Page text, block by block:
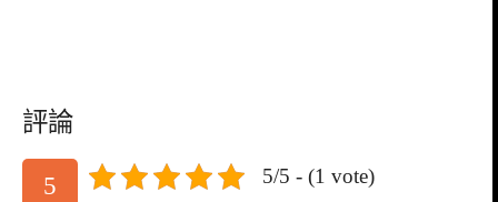
評論
5 5/5 - (1 vote)